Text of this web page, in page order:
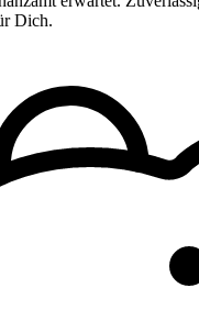
Dich.